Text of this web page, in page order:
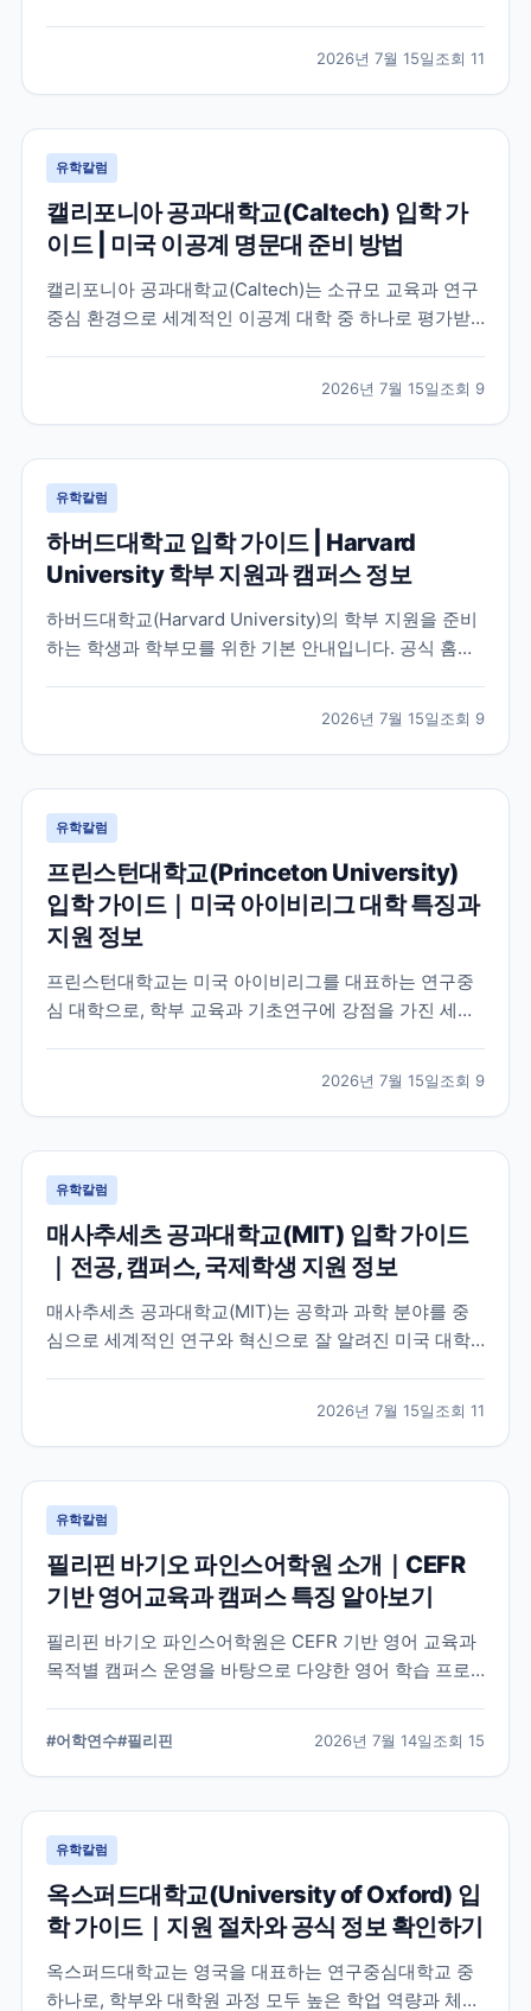
2026년 7월 15일조회 11
유학칼럼
캘리포니아 공과대학교(Caltech) 입학 가
이드 | 미국 이공계 명문대 준비 방법
캘리포니아 공과대학교(Caltech)는 소규모 교육과 연구
중심 환경으로 세계적인 이공계 대학 중 하나로 평가받
2026년 7월 15일조회 9
유학칼럼
하버드대학교 입학 가이드 | Harvard
University 학부 지원과 캠퍼스 정보
하버드대학교(Harvard University)의 학부 지원을 준비
하는 학생과 학부모를 위한 기본 안내입니다. 공식 홈페
2026년 7월 15일조회 9
유학칼럼
프린스턴대학교(Princeton University)
입학 가이드｜미국 아이비리그 대학 특징과
지원 정보
프린스턴대학교는 미국 아이비리그를 대표하는 연구중
심 대학으로, 학부 교육과 기초연구에 강점을 가진 세계
2026년 7월 15일조회 9
유학칼럼
매사추세츠 공과대학교(MIT) 입학 가이드
｜전공, 캠퍼스, 국제학생 지원 정보
매사추세츠 공과대학교(MIT)는 공학과 과학 분야를 중
심으로 세계적인 연구와 혁신으로 잘 알려진 미국 대학
2026년 7월 15일조회 11
유학칼럼
필리핀 바기오 파인스어학원 소개｜CEFR
기반 영어교육과 캠퍼스 특징 알아보기
필리핀 바기오 파인스어학원은 CEFR 기반 영어 교육과
목적별 캠퍼스 운영을 바탕으로 다양한 영어 학습 프로
생이 알아야 할 내용을 정리했습니다.
#어학연수#필리핀 2026년 7월 14일조회 15
유학칼럼
옥스퍼드대학교(University of Oxford) 입
학 가이드｜지원 절차와 공식 정보 확인하기
옥스퍼드대학교는 영국을 대표하는 연구중심대학교 중
하나로, 학부와 대학원 과정 모두 높은 학업 역량과 체계